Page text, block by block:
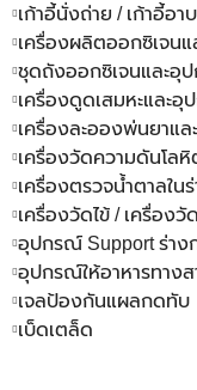
เก้าอี้นั่งถ่าย / เก้าอี้อา
เครื่องผลิตออกซิเจน
ชุดถังออกซิเจนและอุ
เครื่องดูดเสมหะและอุ
เครื่องละอองพ่นยาแ
เครื่องวัดความดันโลหิ
เครื่องตรวจน้ำตาลใ
เครื่องวัดไข้ / เครื่อง
อุปกรณ์ Support ร่าง
อุปกรณ์ให้อาหารทางส
เจลป้องกันแผลกดทับ
เบ็ดเตล็ด